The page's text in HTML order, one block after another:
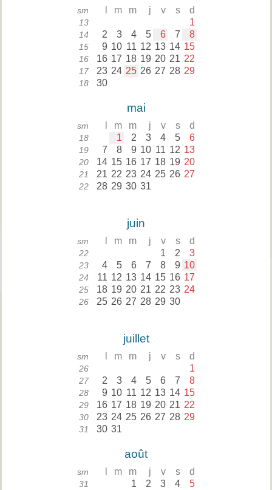
sm m m j v s d
13 1
14 2 3 4 5 6 7 8
15 9 10 11 12 13 14 15
16 16 17 18 19 20 21 22
17 23 24 25 26 27 28 29
18 30
mai
sm m m j v s d
18 1 2 3 4 5 6
19 7 8 9 10 11 12 13
20 14 15 16 17 18 19 20
21 21 22 23 24 25 26 27
22 28 29 30 31
juin
sm m m j v s d
22 1 2 3
23 4 5 6 7 8 9 10
24 11 12 13 14 15 16 17
25 18 19 20 21 22 23 24
26 25 26 27 28 29 30
juillet
sm m m j v s d
26 1
27 2 3 4 5 6 7 8
28 9 10 11 12 13 14 15
29 16 17 18 19 20 21 22
30 23 24 25 26 27 28 29
31 30 31
août
sm m m j v s d
31 1 2 3 4 5